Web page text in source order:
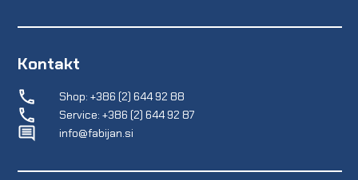
Kontakt
Shop: +386 (2) 644 92 88
Service: +386 (2) 644 92 87
info@fabijan.si